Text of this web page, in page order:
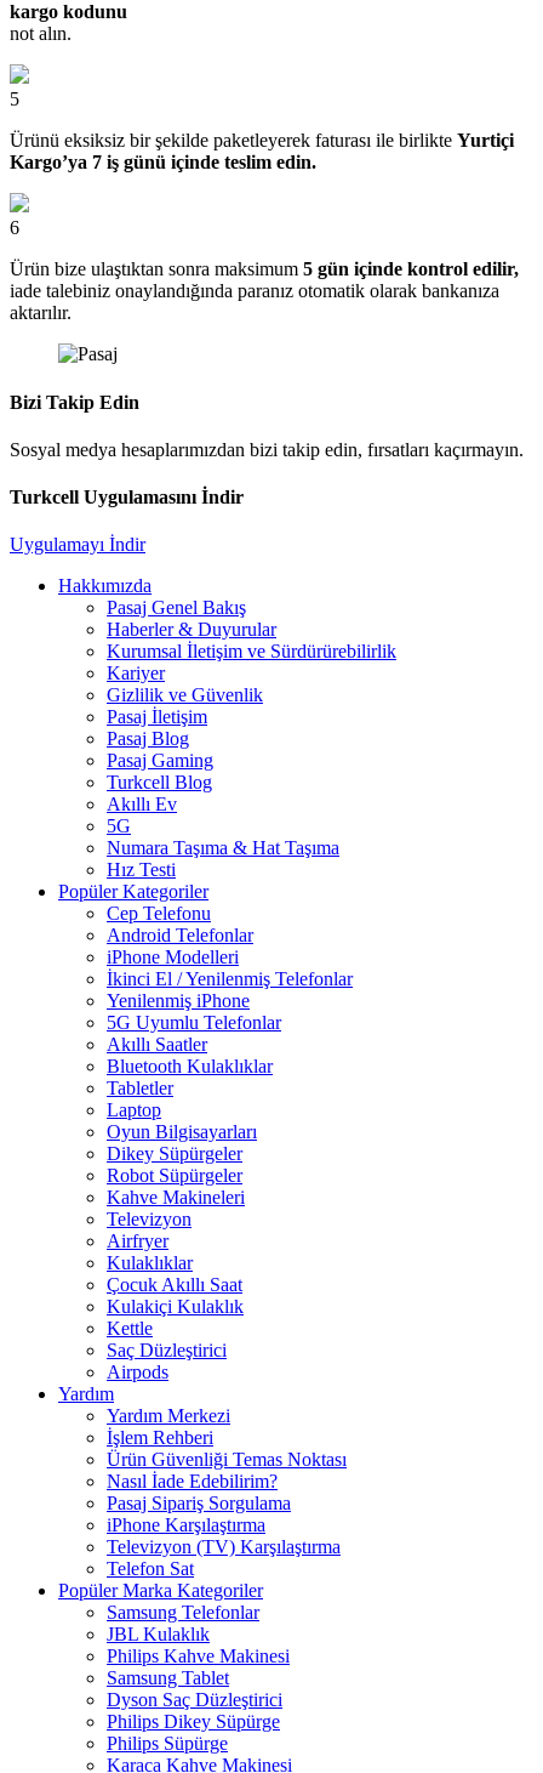
kargo kodunu
not alın.
5
Ürünü eksiksiz bir şekilde paketleyerek faturası ile birlikte Yurtiçi
Kargo’ya 7 iş günü içinde teslim edin.
6
Ürün bize ulaştıktan sonra maksimum 5 gün içinde kontrol edilir,
iade talebiniz onaylandığında paranız otomatik olarak bankanıza
aktarılır.
Bizi Takip Edin
Sosyal medya hesaplarımızdan bizi takip edin, fırsatları kaçırmayın.
Turkcell Uygulamasını İndir
Uygulamayı İndir
Hakkımızda
Pasaj Genel Bakış
Haberler & Duyurular
Kurumsal İletişim ve Sürdürürebilirlik
Kariyer
Gizlilik ve Güvenlik
Pasaj İletişim
Pasaj Blog
Pasaj Gaming
Turkcell Blog
Akıllı Ev
5G
Numara Taşıma & Hat Taşıma
Hız Testi
Popüler Kategoriler
Cep Telefonu
Android Telefonlar
iPhone Modelleri
İkinci El / Yenilenmiş Telefonlar
Yenilenmiş iPhone
5G Uyumlu Telefonlar
Akıllı Saatler
Bluetooth Kulaklıklar
Tabletler
Laptop
Oyun Bilgisayarları
Dikey Süpürgeler
Robot Süpürgeler
Kahve Makineleri
Televizyon
Airfryer
Kulaklıklar
Çocuk Akıllı Saat
Kulakiçi Kulaklık
Kettle
Saç Düzleştirici
Airpods
Yardım
Yardım Merkezi
İşlem Rehberi
Ürün Güvenliği Temas Noktası
Nasıl İade Edebilirim?
Pasaj Sipariş Sorgulama
iPhone Karşılaştırma
Televizyon (TV) Karşılaştırma
Telefon Sat
Popüler Marka Kategoriler
Samsung Telefonlar
JBL Kulaklık
Philips Kahve Makinesi
Samsung Tablet
Dyson Saç Düzleştirici
Philips Dikey Süpürge
Philips Süpürge
Karaca Kahve Makinesi